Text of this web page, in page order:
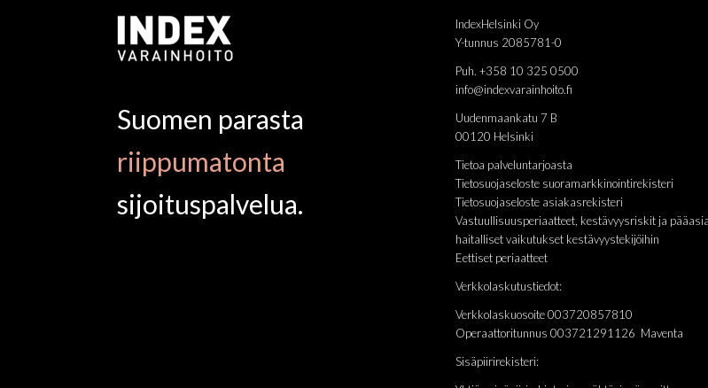
Suomen parasta
riippumatonta
sijoituspalvelua.
IndexHelsinki Oy
Y-tunnus 2085781-0
Puh. +358 10 325 0500
info@indexvarainhoito.fi
Uudenmaankatu 7 B
00120 Helsinki
Tietoa palveluntarjoasta
Tietosuojaseloste suoramarkkinointirekisteri
Tietosuojaseloste asiakasrekisteri
Vastuullisuusperiaatteet, kestävyysriskit ja
haitalliset vaikutukset kestävyystekijöihin
Eettiset periaatteet
Verkkolaskutustiedot:
Verkkolaskuosoite 003720857810
Operaattoritunnus 003721291126 Maventa
Sisäpiirirekisteri: